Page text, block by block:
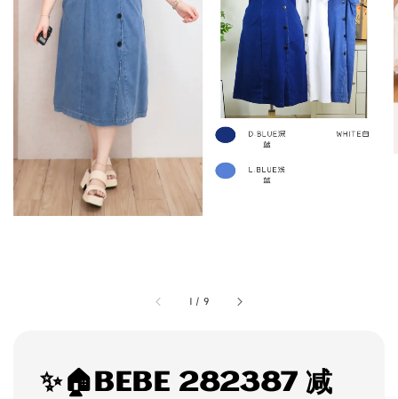
1 / 9
✨🏠BEBE 282387 减